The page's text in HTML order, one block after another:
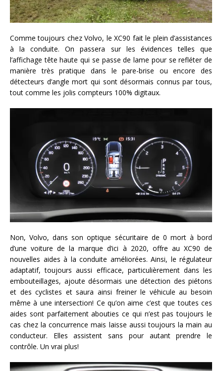
Comme toujours chez Volvo, le XC90 fait le plein d’assistances
à la conduite. On passera sur les évidences telles que
l’affichage tête haute qui se passe de lame pour se refléter de
manière très pratique dans le pare-brise ou encore des
détecteurs d’angle mort qui sont désormais connus par tous,
tout comme les jolis compteurs 100% digitaux.
Non, Volvo, dans son optique sécuritaire de 0 mort à bord
d’une voiture de la marque d’ici à 2020, offre au XC90 de
nouvelles aides à la conduite améliorées. Ainsi, le régulateur
adaptatif, toujours aussi efficace, particulièrement dans les
embouteillages, ajoute désormais une détection des piétons
et des cyclistes et saura ainsi freiner le véhicule au besoin
même à une intersection! Ce qu’on aime c’est que toutes ces
aides sont parfaitement abouties ce qui n’est pas toujours le
cas chez la concurrence mais laisse aussi toujours la main au
conducteur. Elles assistent sans pour autant prendre le
contrôle. Un vrai plus!